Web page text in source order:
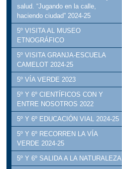
salud. “Jugando en la calle,
haciendo ciudad” 2024-25
5º VISITA AL MUSEO
ETNOGRÁFICO
5º VISITA GRANJA-ESCUELA
CAMELOT 2024-25
5º VÍA VERDE 2023
5º Y 6º CIENTÍFICOS CON Y
ENTRE NOSOTROS 2022
5º Y 6º EDUCACIÓN VIAL 2024-25
5º Y 6º RECORREN LA VÍA
VERDE 2024-25
5º Y 6º SALIDA A LA NATURALEZA